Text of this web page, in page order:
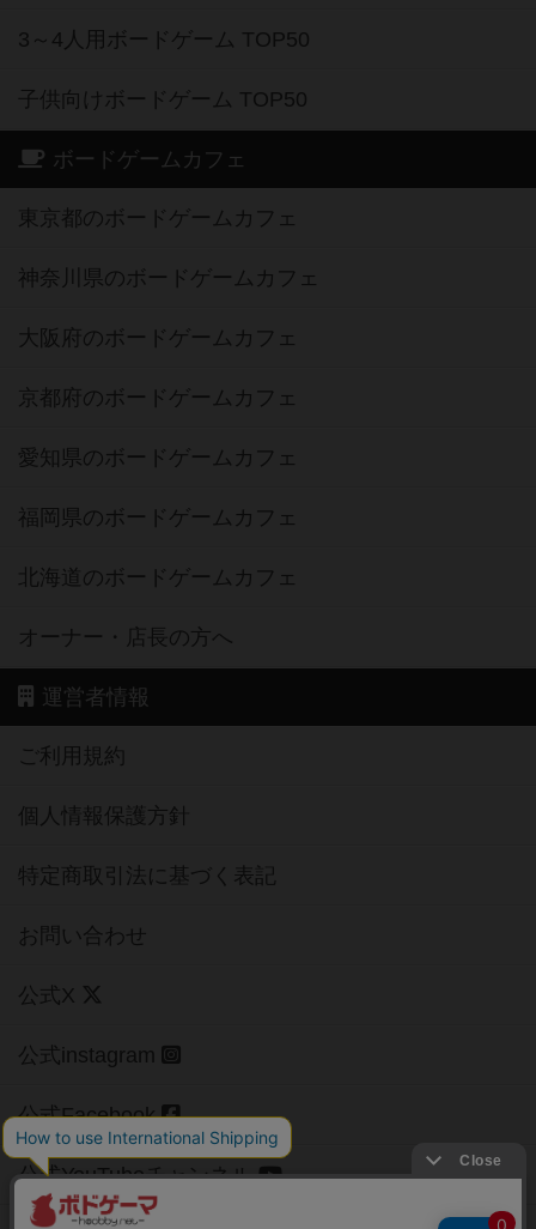
3～4人用ボードゲーム TOP50
子供向けボードゲーム TOP50
ボードゲームカフェ
東京都のボードゲームカフェ
神奈川県のボードゲームカフェ
大阪府のボードゲームカフェ
京都府のボードゲームカフェ
愛知県のボードゲームカフェ
福岡県のボードゲームカフェ
北海道のボードゲームカフェ
オーナー・店長の方へ
運営者情報
ご利用規約
個人情報保護方針
特定商取引法に基づく表記
お問い合わせ
公式X
公式instagram
公式Facebook
公式YouTubeチャンネル